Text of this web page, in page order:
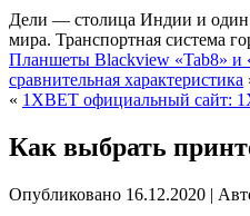
Дели — столица Индии и один
мира. Транспортная система
Планшеты Blackview «Tab8» и
сравнительная характеристика
« 1XBET официальный сайт:
Как выбрать
Опубликовано 16.12.2020 |